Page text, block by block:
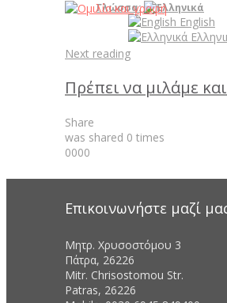
Γλώσσα:
English
Next reading
Πρέπει να μιλάμε
Share
was shared 0 times
0000
Επικοινωνήστε μαζί
Μητρ. Χρυσοστόμου 3
Πάτρα, 26226
Mitr. Chrisostomou Str.
Patras, 26226